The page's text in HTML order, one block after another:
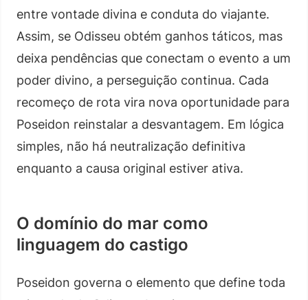
entre vontade divina e conduta do viajante.
Assim, se Odisseu obtém ganhos táticos, mas
deixa pendências que conectam o evento a um
poder divino, a perseguição continua. Cada
recomeço de rota vira nova oportunidade para
Poseidon reinstalar a desvantagem. Em lógica
simples, não há neutralização definitiva
enquanto a causa original estiver ativa.
O domínio do mar como
linguagem do castigo
Poseidon governa o elemento que define toda